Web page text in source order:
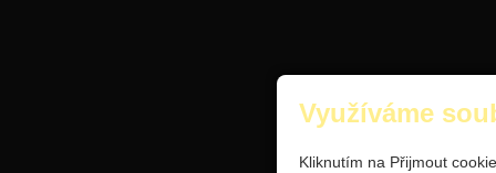
Využíváme
Kliknutím na Přijmout